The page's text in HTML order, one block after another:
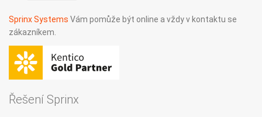
Sprinx Systems Vám pomůže být online a vždy v kontaktu se
zákazníkem.
Řešení Sprinx